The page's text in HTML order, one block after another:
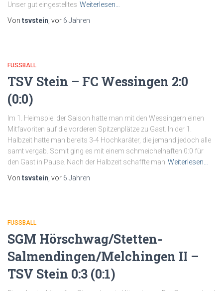
Unser gut eingestelltes Weiterlesen…
Von tsvstein , vor 6 Jahren
FUSSBALL
TSV Stein – FC Wessingen 2:0
(0:0)
Im 1. Heimspiel der Saison hatte man mit den Wessingern einen
Mitfavoriten auf die vorderen Spitzenplätze zu Gast. In der 1.
Halbzeit hatte man bereits 3-4 Hochkaräter, die jemand jedoch alle
samt vergab. Somit ging es mit einem schmeichelhaften 0:0 für
den Gast in Pause. Nach der Halbzeit schaffte man Weiterlesen…
Von tsvstein , vor 6 Jahren
FUSSBALL
SGM Hörschwag/Stetten-
Salmendingen/Melchingen II –
TSV Stein 0:3 (0:1)